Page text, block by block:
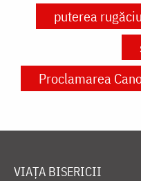
puterea
Proclamarea
VIAȚA BISERICII